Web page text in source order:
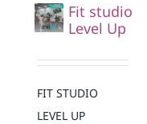
Fit studio
Level Up
FIT STUDIO
LEVEL UP